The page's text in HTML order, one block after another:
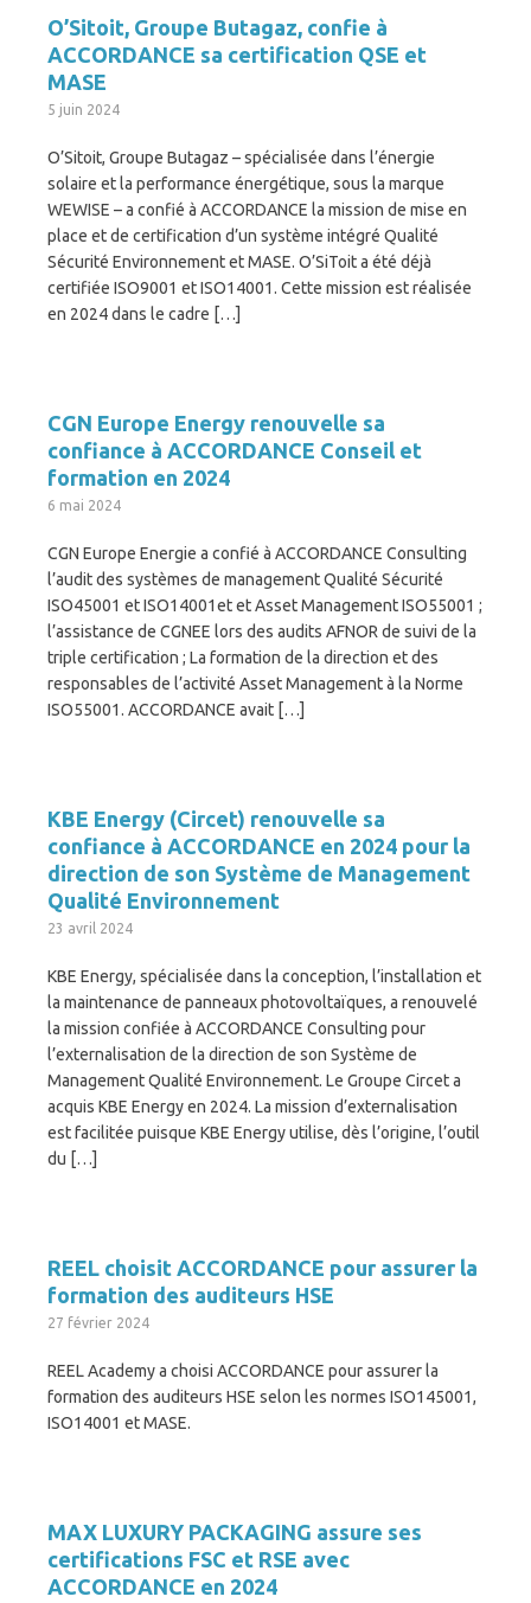
O’Sitoit, Groupe Butagaz, confie à
ACCORDANCE sa certification QSE et
MASE
5 juin 2024
O’Sitoit, Groupe Butagaz – spécialisée dans l’énergie
solaire et la performance énergétique, sous la marque
WEWISE – a confié à ACCORDANCE la mission de mise en
place et de certification d’un système intégré Qualité
Sécurité Environnement et MASE. O’SiToit a été déjà
certifiée ISO9001 et ISO14001. Cette mission est réalisée
en 2024 dans le cadre […]
CGN Europe Energy renouvelle sa
confiance à ACCORDANCE Conseil et
formation en 2024
6 mai 2024
CGN Europe Energie a confié à ACCORDANCE Consulting
l’audit des systèmes de management Qualité Sécurité
ISO45001 et ISO14001et et Asset Management ISO55001 ;
l’assistance de CGNEE lors des audits AFNOR de suivi de la
triple certification ; La formation de la direction et des
responsables de l’activité Asset Management à la Norme
ISO55001. ACCORDANCE avait […]
KBE Energy (Circet) renouvelle sa
confiance à ACCORDANCE en 2024 pour la
direction de son Système de Management
Qualité Environnement
23 avril 2024
KBE Energy, spécialisée dans la conception, l’installation et
la maintenance de panneaux photovoltaïques, a renouvelé
la mission confiée à ACCORDANCE Consulting pour
l’externalisation de la direction de son Système de
Management Qualité Environnement. Le Groupe Circet a
acquis KBE Energy en 2024. La mission d’externalisation
est facilitée puisque KBE Energy utilise, dès l’origine, l’outil
du […]
REEL choisit ACCORDANCE pour assurer la
formation des auditeurs HSE
27 février 2024
REEL Academy a choisi ACCORDANCE pour assurer la
formation des auditeurs HSE selon les normes ISO145001,
ISO14001 et MASE.
MAX LUXURY PACKAGING assure ses
certifications FSC et RSE avec
ACCORDANCE en 2024